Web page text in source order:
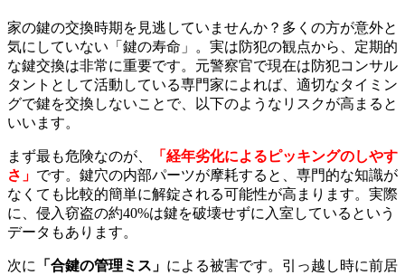
家の鍵の交換時期を見逃していませんか？多くの方が意外と
気にしていない「鍵の寿命」。実は防犯の観点から、定期的
な鍵交換は非常に重要です。元警察官で現在は防犯コンサル
タントとして活動している専門家によれば、適切なタイミン
グで鍵を交換しないことで、以下のようなリスクが高まると
いいます。
まず最も危険なのが、
「経年劣化によるピッキングのしやす
さ」 です。鍵穴の内部パーツが摩耗すると、専門的な知識が
なくても比較的簡単に解錠される可能性が高まります。実際
に、侵入窃盗の約40%は鍵を破壊せずに入室しているという
データもあります。
次に 「合鍵の管理ミス」 による被害です。引っ越し時に前居